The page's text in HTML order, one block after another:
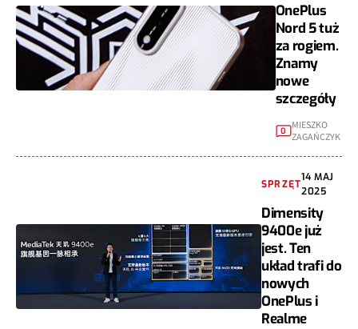
OnePlus
Nord 5 tuż
za rogiem.
Znamy
nowe
szczegóły
0 MIESZKO
ZAGAŃCZYK
SPRZĘT
14 MAJ
2025
Dimensity
9400e już
jest. Ten
układ trafi do
nowych
OnePlus i
Realme